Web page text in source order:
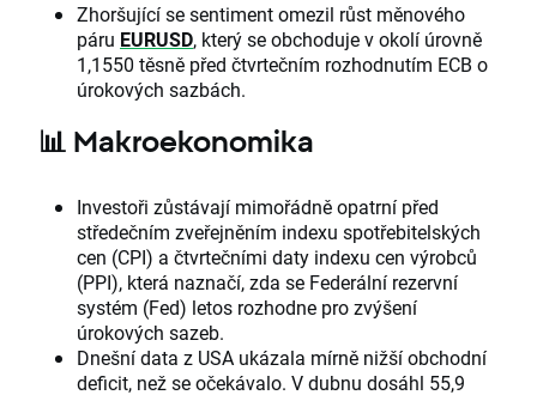
Zhoršující se sentiment omezil růst měnového
páru EURUSD, který se obchoduje v okolí úrovně
1,1550 těsně před čtvrtečním rozhodnutím ECB o
úrokových sazbách.
📊 Makroekonomika
Investoři zůstávají mimořádně opatrní před
středečním zveřejněním indexu spotřebitelských
cen (CPI) a čtvrtečními daty indexu cen výrobců
(PPI), která naznačí, zda se Federální rezervní
systém (Fed) letos rozhodne pro zvýšení
úrokových sazeb.
Dnešní data z USA ukázala mírně nižší obchodní
deficit, než se očekávalo. V dubnu dosáhl 55,9